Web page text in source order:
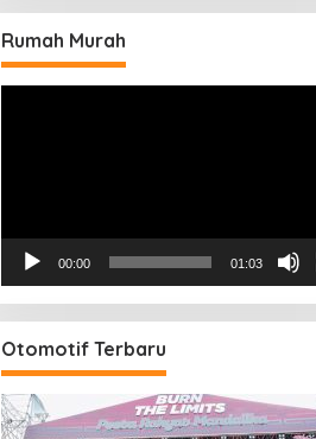
Rumah Murah
00:00 01:03
Otomotif Terbaru